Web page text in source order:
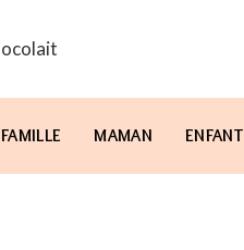
FAMILLE MAMAN ENFANT